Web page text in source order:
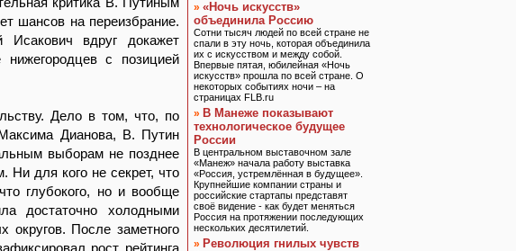
шансов на переизбрание.
вдруг докажет
нижегородцев с позицией
Дело в том, что, по
Дианова, В. Путин
выборам не позднее
Ни для кого не секрет, что
глубокого, но и вообще
достаточно холодными
округов. После заметного
рост рейтинга
» «Ночь искусств»
объединила Россию
Сотни тысяч людей по всей стране не
спали в эту ночь, которая объединила
их с искусством и между собой.
Впервые пятая, юбилейная «Ночь
искусств» прошла по всей стране. О
некоторых событиях ночи – на
страницах FLB.ru
» В Манеже показывают
технологическое будущее
России
В центральном выставочном зале
«Манеж» начала работу выставка
«Россия, устремлённая в будущее».
Крупнейшие компании страны и
российские стартапы представят
своё видение - как будет меняться
Россия на протяжении последующих
нескольких десятилетий.
» Революция гнилых чувств